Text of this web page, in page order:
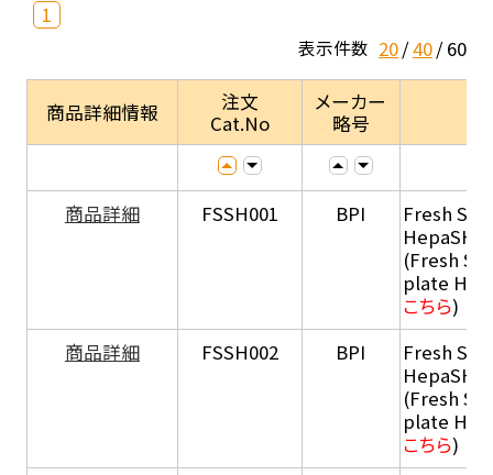
1
表示件数 20 40 60
商品詳細情報
注文
Cat.No
メーカー
略号
商品詳細 FSSH001 BPI
Fresh
HepaSH®
(Fresh
plate
こちら)
商品詳細
FSSH002 BPI
Fresh
HepaSH®
(Fresh
plate
こちら)